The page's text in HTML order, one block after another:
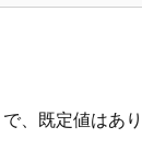
で、既定値はあり